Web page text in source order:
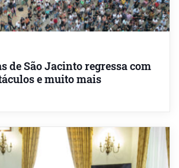
de São Jacinto regressa com
e muito mais